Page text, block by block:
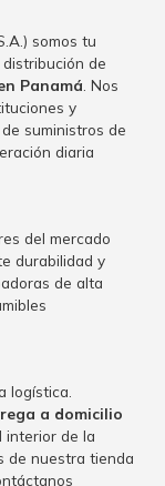
somos tu
de
Panamá. Nos
y
suministros de
diaria
del mercado
durabilidad y
de alta
logística.
a domicilio
interior de la
de nuestra tienda